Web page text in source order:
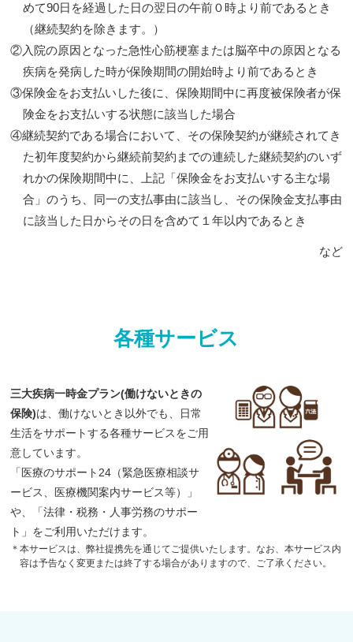
めて90日を経過した日の翌日の午前０時より前であるとき
（継続契約を除きます。）
②入院の原因となった急性心筋梗塞または脳卒中の原因となる
疾病を発病した時が保険期間の開始時より前であるとき
③保険金をお支払いした後に、保険期間中に再度被保険者が保
険金をお支払いする状態に該当した場合
④継続契約である場合において、その保険契約が継続されてき
た初年度契約から継続前契約までの連続した継続契約のいず
れかの保険期間中に、上記「保険金をお支払いする主な場
合」のうち、同一の支払事由に該当し、その保険金支払事由
に該当した日からその日を含めて１年以内であるとき
など
各種サービス
三大疾病一時金プラン(働けないときの
保険)は、働けないとき以外でも、日常
生活をサポートする各種サービスをご用
意しています。
「医療のサポート24（緊急医療相談サ
ービス、医療機関案内サービス等）」
や、「法律・税務・人事労務のサポー
ト」をご利用いただけます。
＊本サービスは、弊社提携先を通じてご提供いたします。なお、本サービス内
容は予告なく変更または終了する場合がありますので、ご了承ください。